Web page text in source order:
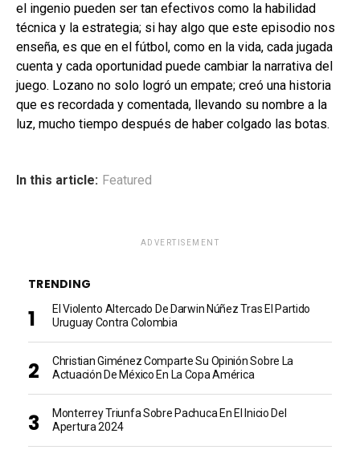
el ingenio pueden ser tan efectivos como la habilidad
técnica y la estrategia; si hay algo que este episodio nos
enseña, es que en el fútbol, como en la vida, cada jugada
cuenta y cada oportunidad puede cambiar la narrativa del
juego. Lozano no solo logró un empate; creó una historia
que es recordada y comentada, llevando su nombre a la
luz, mucho tiempo después de haber colgado las botas.
In this article: Featured
ADVERTISEMENT
TRENDING
El Violento Altercado De Darwin Núñez Tras El Partido
Uruguay Contra Colombia
Christian Giménez Comparte Su Opinión Sobre La
Actuación De México En La Copa América
Monterrey Triunfa Sobre Pachuca En El Inicio Del
Apertura 2024